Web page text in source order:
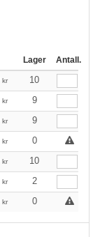
Lager Antall.
kr
10
kr
9
kr
9
kr
0
kr
10
kr
2
kr 0